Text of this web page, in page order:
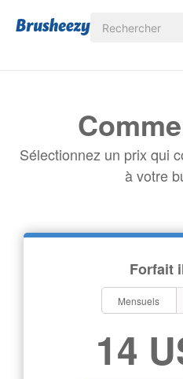
Sélectionnez un prix qui
à votre
Forfait
Mensuels
14